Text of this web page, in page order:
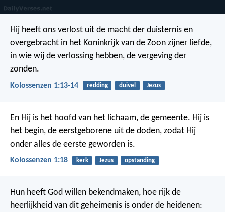
Hij heeft ons verlost uit de macht der duisternis en
overgebracht in het Koninkrijk van de Zoon zijner liefde,
in wie wij de verlossing hebben, de vergeving der
zonden.
Kolossenzen 1:13-14 redding duivel Jezus
En Hij is het hoofd van het lichaam, de gemeente. Hij is
het begin, de eerstgeborene uit de doden, zodat Hij
onder alles de eerste geworden is.
Kolossenzen 1:18 kerk Jezus opstanding
Hun heeft God willen bekendmaken, hoe rijk de
heerlijkheid van dit geheimenis is onder de heidenen: